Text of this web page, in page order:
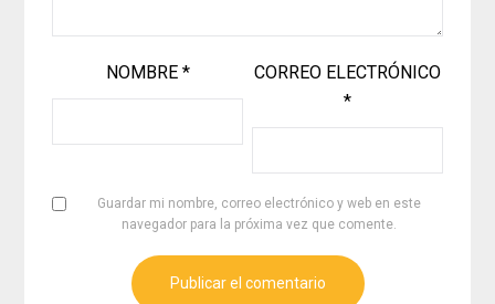
NOMBRE *
CORREO ELECTRÓNICO
*
Guardar mi nombre, correo electrónico y web en este
navegador para la próxima vez que comente.